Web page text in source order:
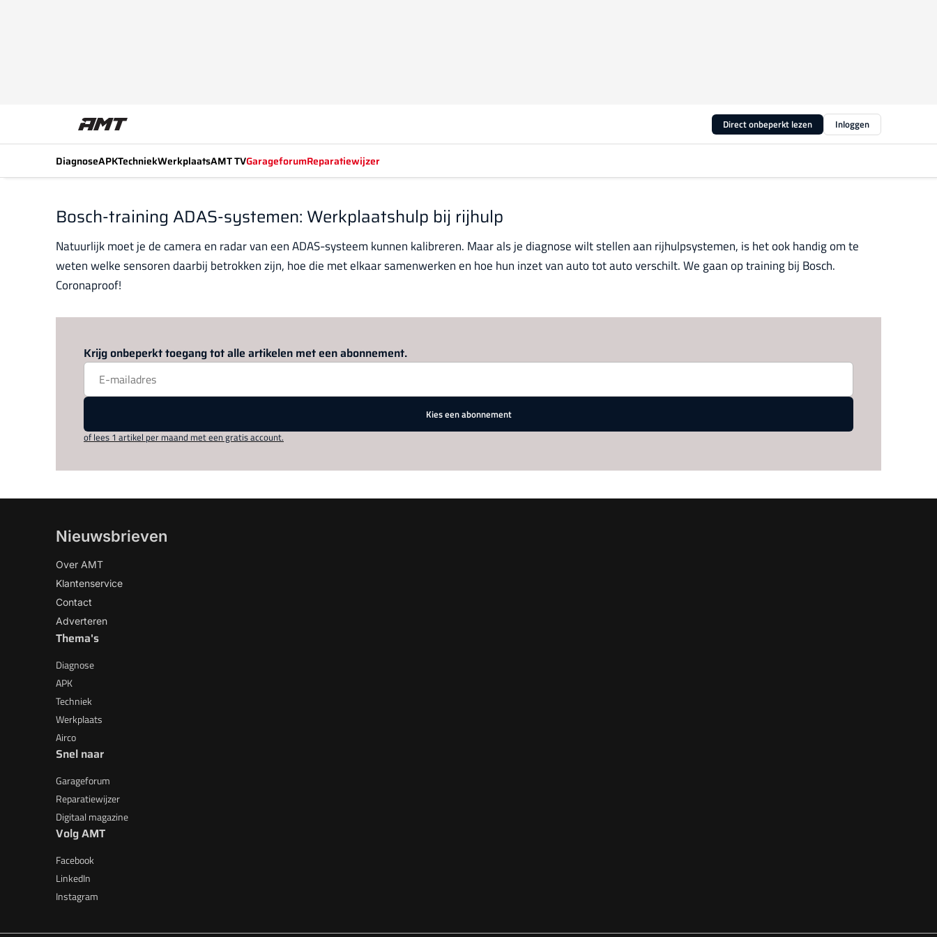
Direct onbeperkt lezen Inloggen
DiagnoseAPKTechniekWerkplaatsAMT TVGarageforumReparatiewijzer
Bosch-training ADAS-systemen: Werkplaatshulp bij rijhulp
Natuurlijk moet je de camera en radar van een ADAS-systeem kunnen kalibreren. Maar als je diagnose wilt stellen aan rijhulpsystemen, is het ook handig om te
weten welke sensoren daarbij betrokken zijn, hoe die met elkaar samenwerken en hoe hun inzet van auto tot auto verschilt. We gaan op training bij Bosch.
Coronaproof!
Krijg onbeperkt toegang tot alle artikelen met een abonnement.
Kies een abonnement
of lees 1 artikel per maand met een gratis account.
Nieuwsbrieven
Over AMT
Klantenservice
Contact
Adverteren
Thema's
Diagnose
APK
Techniek
Werkplaats
Airco
Snel naar
Garageforum
Reparatiewijzer
Digitaal magazine
Volg AMT
Facebook
LinkedIn
Instagram